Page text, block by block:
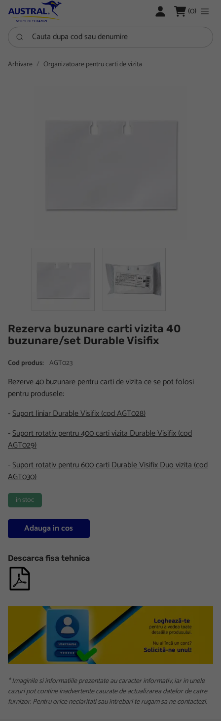
LOGARE (0)
Cauta dupa cod sau denumire
Arhivare Organizatoare pentru carti de vizita
Rezerva buzunare carti vizita 40
buzunare/set Durable Visifix
Cod produs: AGT023
Rezerve 40 buzunare pentru carti de vizita ce se pot folosi
pentru produsele:
-Suport liniar Durable Visifix (cod AGT028)
-Suport rotativ pentru 400 carti vizita Durable Visifix (cod
AGT029)
-Suport rotativ pentru 600 carti Durable Visifix Duo vizita (cod
AGT030)
in stoc
Adauga in cos
Descarca fisa tehnica
* Imaginile si informatiile prezentate au caracter informativ, iar in unele
cazuri pot contine inadvertente cauzate de actualizarea datelor de catre
furnizor. Pentru orice neclaritati sau intrebari te rugam sa ne contactezi.